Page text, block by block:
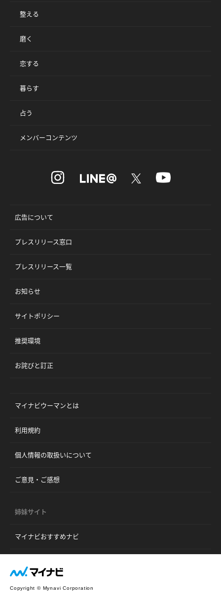
整える
磨く
恋する
暮らす
占う
メンバーコンテンツ
広告について
プレスリリース窓口
プレスリリース一覧
お知らせ
サイトポリシー
推奨環境
お詫びと訂正
マイナビウーマンとは
利用規約
個人情報の取扱いについて
ご意見・ご感想
姉妹サイト
マイナビおすすめナビ
Copyright © Mynavi Corporation